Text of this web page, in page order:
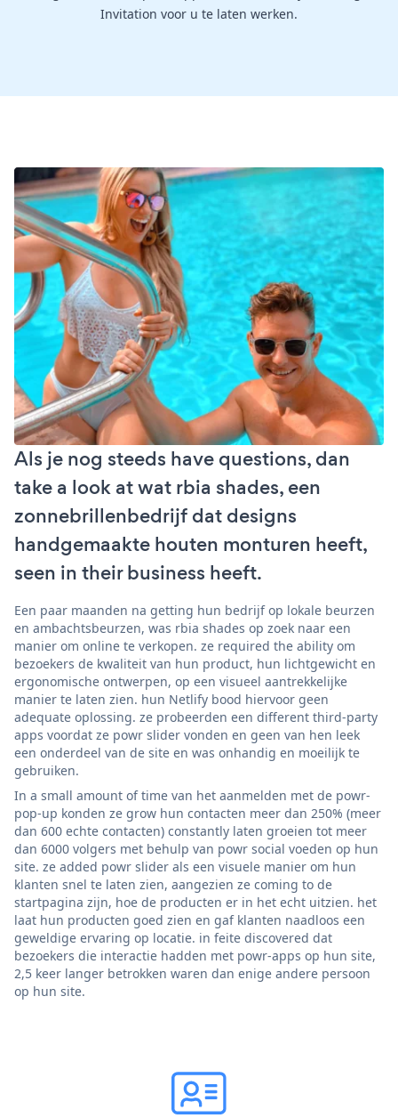
Invitation voor u te laten werken.
Als je nog steeds have questions, dan
take a look at wat rbia shades, een
zonnebrillenbedrijf dat designs
handgemaakte houten monturen heeft,
seen in their business heeft.
Een paar maanden na getting hun bedrijf op lokale beurzen
en ambachtsbeurzen, was rbia shades op zoek naar een
manier om online te verkopen. ze required the ability om
bezoekers de kwaliteit van hun product, hun lichtgewicht en
ergonomische ontwerpen, op een visueel aantrekkelijke
manier te laten zien. hun Netlify bood hiervoor geen
adequate oplossing. ze probeerden een different third-party
apps voordat ze powr slider vonden en geen van hen leek
een onderdeel van de site en was onhandig en moeilijk te
gebruiken.
In a small amount of time van het aanmelden met de powr-
pop-up konden ze grow hun contacten meer dan 250% (meer
dan 600 echte contacten) constantly laten groeien tot meer
dan 6000 volgers met behulp van powr social voeden op hun
site. ze added powr slider als een visuele manier om hun
klanten snel te laten zien, aangezien ze coming to de
startpagina zijn, hoe de producten er in het echt uitzien. het
laat hun producten goed zien en gaf klanten naadloos een
geweldige ervaring op locatie. in feite discovered dat
bezoekers die interactie hadden met powr-apps op hun site,
2,5 keer langer betrokken waren dan enige andere persoon
op hun site.